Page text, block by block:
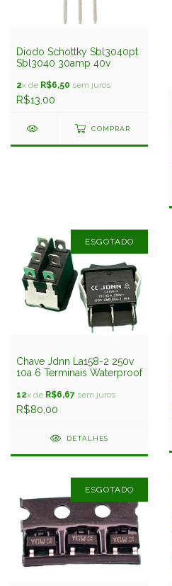
Diodo Schottky Sbl3040pt
Sbl3040 30amp 40v
2x de R$6,50 sem juros
R$13,00
COMPRAR
ESGOTADO
Chave Jdnn La158-2 250v
10a 6 Terminais Waterproof
12x de R$6,67 sem juros
R$80,00
DETALHES
ESGOTADO